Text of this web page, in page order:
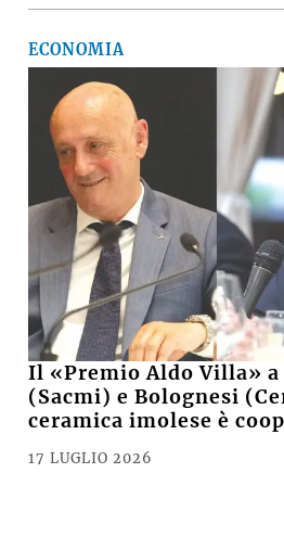
ECONOMIA
Il «Premio Aldo Villa»
(Sacmi) e Bolognesi
ceramica imolese è
17 LUGLIO 2026